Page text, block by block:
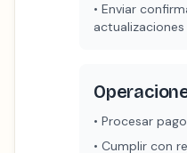
• Enviar
actualizaciones
• Procesar
• Cumplir con